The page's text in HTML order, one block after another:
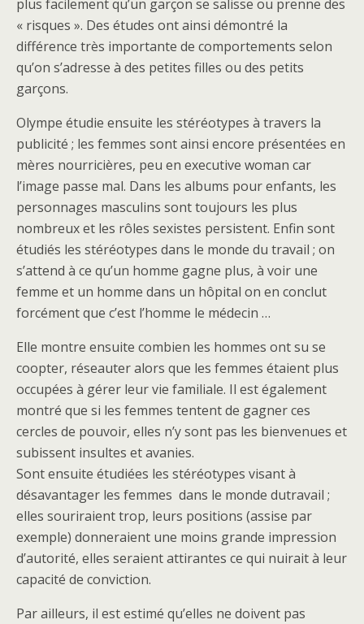
plus facilement qu’un garçon se salisse ou prenne des
« risques ». Des études ont ainsi démontré la
différence très importante de comportements selon
qu’on s’adresse à des petites filles ou des petits
garçons.
Olympe étudie ensuite les stéréotypes à travers la
publicité ; les femmes sont ainsi encore présentées en
mères nourricières, peu en executive woman car
l’image passe mal. Dans les albums pour enfants, les
personnages masculins sont toujours les plus
nombreux et les rôles sexistes persistent. Enfin sont
étudiés les stéréotypes dans le monde du travail ; on
s’attend à ce qu’un homme gagne plus, à voir une
femme et un homme dans un hôpital on en conclut
forcément que c’est l’homme le médecin …
Elle montre ensuite combien les hommes ont su se
coopter, réseauter alors que les femmes étaient plus
occupées à gérer leur vie familiale. Il est également
montré que si les femmes tentent de gagner ces
cercles de pouvoir, elles n’y sont pas les bienvenues et
subissent insultes et avanies.
Sont ensuite étudiées les stéréotypes visant à
désavantager les femmes dans le monde dutravail ;
elles souriraient trop, leurs positions (assise par
exemple) donneraient une moins grande impression
d’autorité, elles seraient attirantes ce qui nuirait à leur
capacité de conviction.
Par ailleurs, il est estimé qu’elles ne doivent pas